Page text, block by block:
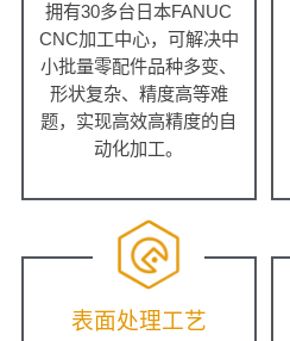
拥有30多台日本FANUC
CNC加工中心，可解决中
小批量零配件品种多变、
形状复杂、精度高等难
题，实现高效高精度的自
动化加工。
表面处理工艺